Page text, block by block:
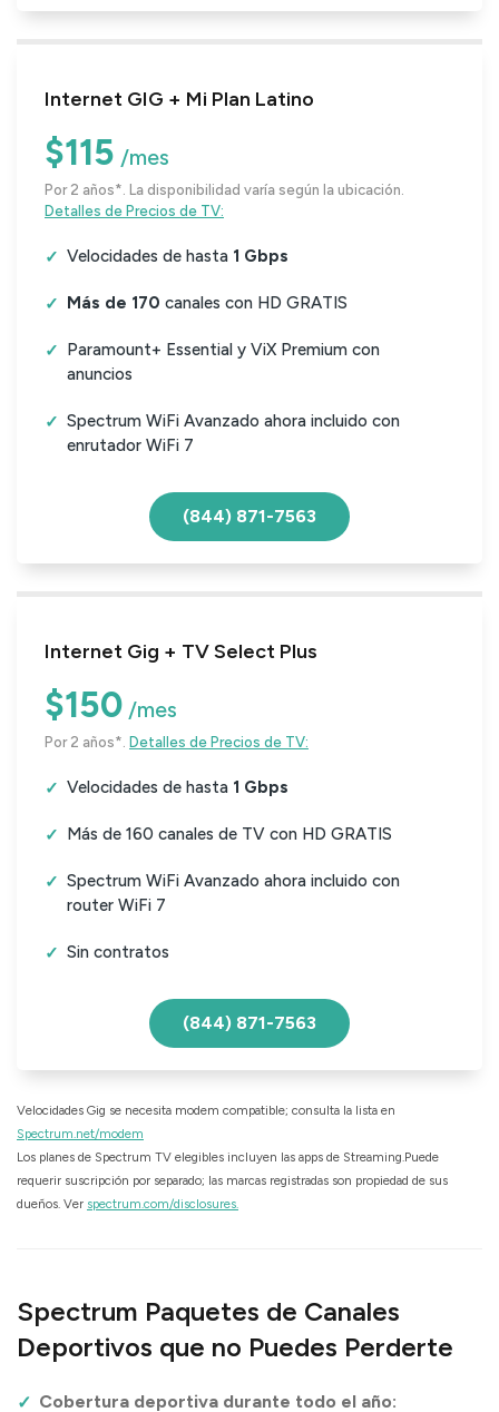
Internet GIG + Mi Plan Latino
$115 /mes
Por 2 años*. La disponibilidad varía según la ubicación.
Detalles de Precios de TV:
Velocidades de hasta 1 Gbps
Más de 170 canales con HD GRATIS
Paramount+ Essential y ViX Premium con
anuncios
Spectrum WiFi Avanzado ahora incluido con
enrutador WiFi 7
(844) 871-7563
Internet Gig + TV Select Plus
$150 /mes
Por 2 años*. Detalles de Precios de TV:
Velocidades de hasta 1 Gbps
Más de 160 canales de TV con HD GRATIS
Spectrum WiFi Avanzado ahora incluido con
router WiFi 7
Sin contratos
(844) 871-7563
Velocidades Gig se necesita modem compatible; consulta la lista en
Spectrum.net/modem
Los planes de Spectrum TV elegibles incluyen las apps de Streaming.Puede
requerir suscripción por separado; las marcas registradas son propiedad de sus
dueños. Ver spectrum.com/disclosures.
Spectrum Paquetes de Canales
Deportivos que no Puedes Perderte
Cobertura deportiva durante todo el año: